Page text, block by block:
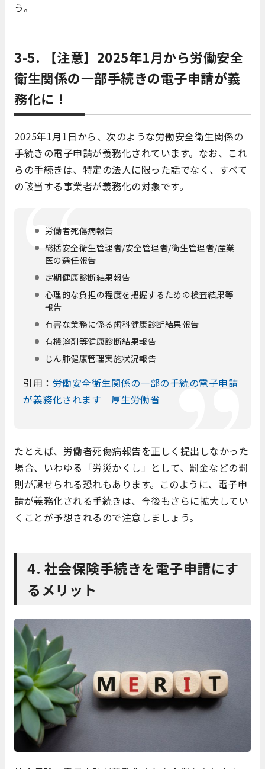
う。
3-5. 【注意】2025年1月から労働安全
衛生関係の一部手続きの電子申請が義
務化に！
2025年1月1日から、次のような労働安全衛生関係の
手続きの電子申請が義務化されています。なお、これ
らの手続きは、特定の法人に限った話でなく、すべて
の該当する事業者が義務化の対象です。
労働者死傷病報告
総括安全衛生管理者/安全管理者/衛生管理者/産業
医の選任報告
定期健康診断結果報告
心理的な負担の程度を把握するための検査結果等
報告
有害な業務に係る歯科健康診断結果報告
有機溶剤等健康診断結果報告
じん肺健康管理実施状況報告
引用： 労働安全衛生関係の一部の手続の電子申請
が義務化されます｜厚生労働省
たとえば、労働者死傷病報告を正しく提出しなかった
場合、いわゆる「労災かくし」として、罰金などの罰
則が課せられる恐れもあります。このように、電子申
請が義務化される手続きは、今後もさらに拡大してい
くことが予想されるので注意しましょう。
4. 社会保険手続きを電子申請にす
るメリット